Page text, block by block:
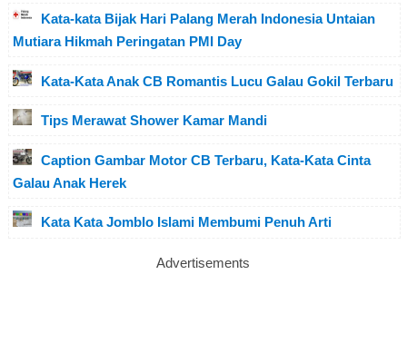
Kata-kata Bijak Hari Palang Merah Indonesia Untaian
Mutiara Hikmah Peringatan PMI Day
Kata-Kata Anak CB Romantis Lucu Galau Gokil Terbaru
Tips Merawat Shower Kamar Mandi
Caption Gambar Motor CB Terbaru, Kata-Kata Cinta
Galau Anak Herek
Kata Kata Jomblo Islami Membumi Penuh Arti
Advertisements